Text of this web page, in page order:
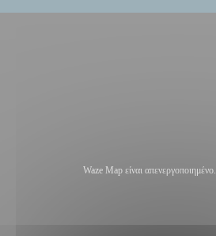
Waze Map είναι απενεργοποιημένο.